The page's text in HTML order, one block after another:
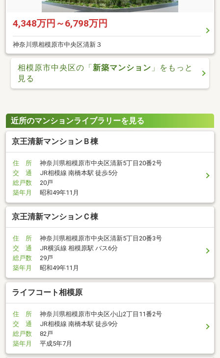
4,348万円～6,798万円
神奈川県相模原市中央区清新３
相模原市中央区の「新築マンション 」をもっと
見る
近所のマンションライブラリーを見る
京王清新マンションＢ棟
住 所
神奈川県相模原市中央区清新5丁目20番2号
交 通
JR相模線 南橋本駅 徒歩5分
総戸数
20戸
築年月
昭和49年11月
京王清新マンションＣ棟
住 所
神奈川県相模原市中央区清新5丁目20番3号
交 通
JR横浜線 相模原駅 バス6分
総戸数
29戸
築年月
昭和49年11月
ライフコート相模原
住 所
神奈川県相模原市中央区小山2丁目11番2号
交 通
JR相模線 南橋本駅 徒歩9分
総戸数
82戸
築年月
平成5年7月